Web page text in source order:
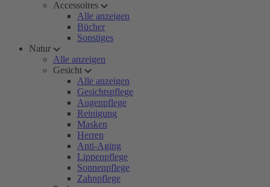
Accessoires
Alle anzeigen
Bücher
Sonstiges
Natur
Alle anzeigen
Gesicht
Alle anzeigen
Gesichtspflege
Augenpflege
Reinigung
Masken
Herren
Anti-Aging
Lippenpflege
Sonnenpflege
Zahnpflege